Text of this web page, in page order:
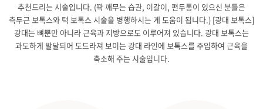
추천드리는 시술입니다. (꽉 깨무는 습관, 이갈이, 편두통이 있으신 분들은
측두근 보톡스와 턱 보톡스 시술을 병행하시는 게 도움이 됩니다.) [광대 보톡스]
광대는 뼈뿐만 아니라 근육과 지방으로도 이루어져 있습니다. 광대 보톡스는
과도하게 발달되어 도드라져 보이는 광대 라인에 보톡스를 주입하여 근육을
축소해 주는 시술입니다.